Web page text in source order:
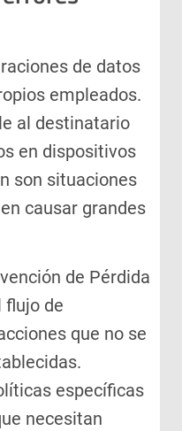
de datos
empleados.
al destinatario
en dispositivos
son situaciones
causar grandes
de Pérdida
flujo de
que no se
específicas
necesitan